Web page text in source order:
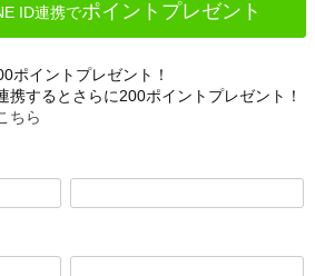
ID連携でポイントプレゼント
ポイントプレゼント！
携するとさらに200ポイントプレゼント！
ちら